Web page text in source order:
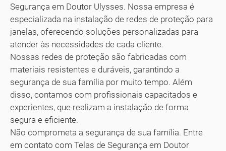
Segurança em Doutor Ulysses. Nossa empresa é
especializada na instalação de redes de proteção para
janelas, oferecendo soluções personalizadas para
atender às necessidades de cada cliente.
Nossas redes de proteção são fabricadas com
materiais resistentes e duráveis, garantindo a
segurança de sua família por muito tempo. Além
disso, contamos com profissionais capacitados e
experientes, que realizam a instalação de forma
segura e eficiente.
Não comprometa a segurança de sua família. Entre
em contato com Telas de Segurança em Doutor